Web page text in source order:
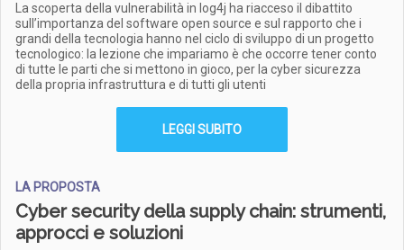
La scoperta della vulnerabilità in log4j ha riacceso il dibattito
sull’importanza del software open source e sul rapporto che i
grandi della tecnologia hanno nel ciclo di sviluppo di un progetto
tecnologico: la lezione che impariamo è che occorre tener conto
di tutte le parti che si mettono in gioco, per la cyber sicurezza
della propria infrastruttura e di tutti gli utenti
LEGGI SUBITO
LA PROPOSTA
Cyber security della supply chain: strumenti,
approcci e soluzioni